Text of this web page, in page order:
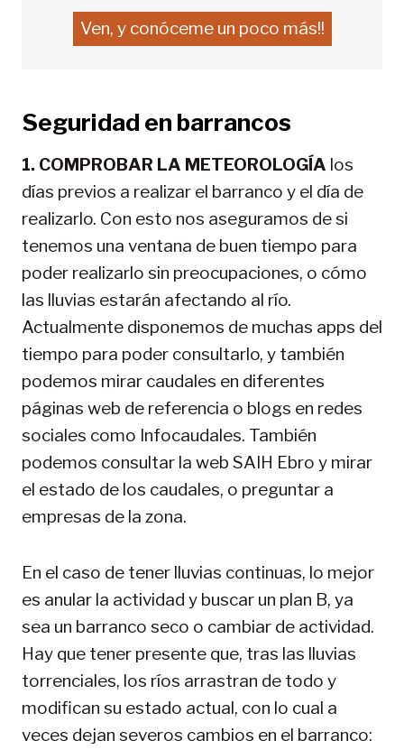
Ven, y conóceme un poco más!!
Seguridad en barrancos
1. COMPROBAR LA METEOROLOGÍA los
días previos a realizar el barranco y el día de
realizarlo. Con esto nos aseguramos de si
tenemos una ventana de buen tiempo para
poder realizarlo sin preocupaciones, o cómo
las lluvias estarán afectando al río.
Actualmente disponemos de muchas apps del
tiempo para poder consultarlo, y también
podemos mirar caudales en diferentes
páginas web de referencia o blogs en redes
sociales como Infocaudales. También
podemos consultar la web SAIH Ebro y mirar
el estado de los caudales, o preguntar a
empresas de la zona.
En el caso de tener lluvias continuas, lo mejor
es anular la actividad y buscar un plan B, ya
sea un barranco seco o cambiar de actividad.
Hay que tener presente que, tras las lluvias
torrenciales, los ríos arrastran de todo y
modifican su estado actual, con lo cual a
veces dejan severos cambios en el barranco: